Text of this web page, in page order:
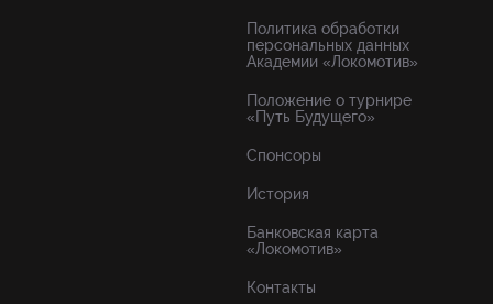
Политика обработки
персональных данных
Академии «Локомотив»
Положение о турнире
«Путь Будущего»
Спонсоры
История
Банковская карта
«Локомотив»
Контакты